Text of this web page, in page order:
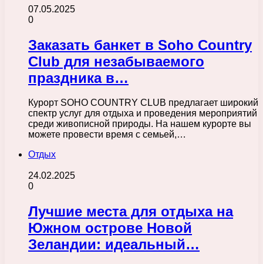
07.05.2025
0
Заказать банкет в Soho Country
Club для незабываемого
праздника в…
Курорт SOHO COUNTRY CLUB предлагает широкий
спектр услуг для отдыха и проведения мероприятий
среди живописной природы. На нашем курорте вы
можете провести время с семьей,…
Отдых
24.02.2025
0
Лучшие места для отдыха на
Южном острове Новой
Зеландии: идеальный…